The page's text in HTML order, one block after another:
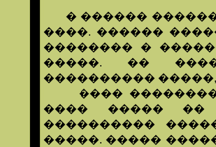
� ������
����. ������
�������� �
�����. ��
����������
����
���� ����� ��
����������
�����. �����